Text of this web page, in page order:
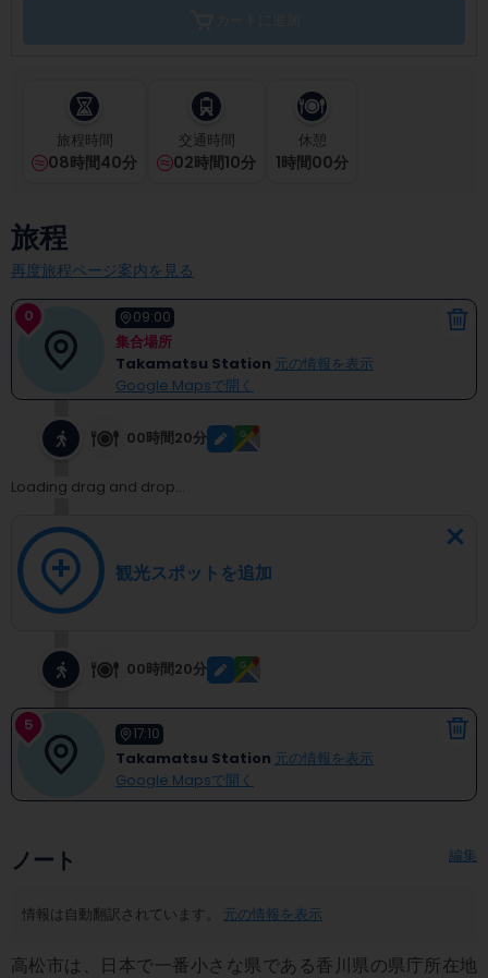
question
to
get
the
keyboard
shortcuts
for
changing
旅程時間
08時間40分
交通時間
02時間10分
休憩
1時間00分
旅程
再度旅程ページ案内を見る
0 09:00
集合場所
Takamatsu Station 元の情報を表示
Google Mapsで開く
00時間20分
Loading drag and drop...
観光スポットを追加
00時間20分
5 17:10
Takamatsu Station 元の情報を表示
Google Mapsで開く
ノート 編集
情報は自動翻訳されています。 元の情報を表示
高松市は、日本で一番小さな県である香川県の県庁所在地